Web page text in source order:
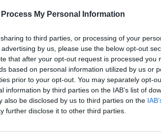
Process My Personal Information
to third parties, or processing of your
by us, please use the below opt-out
that after your opt-out request is processed you
based on personal information utilized by us or
prior to your opt-out. You may separately opt-
information by third parties on the IAB’s list of
also be disclosed by us to third parties on the
further disclose it to other third parties.
la place des
offrant une vue imprenable
vue sur la ville, de la
d’une connexion Wi-Fi gratuite